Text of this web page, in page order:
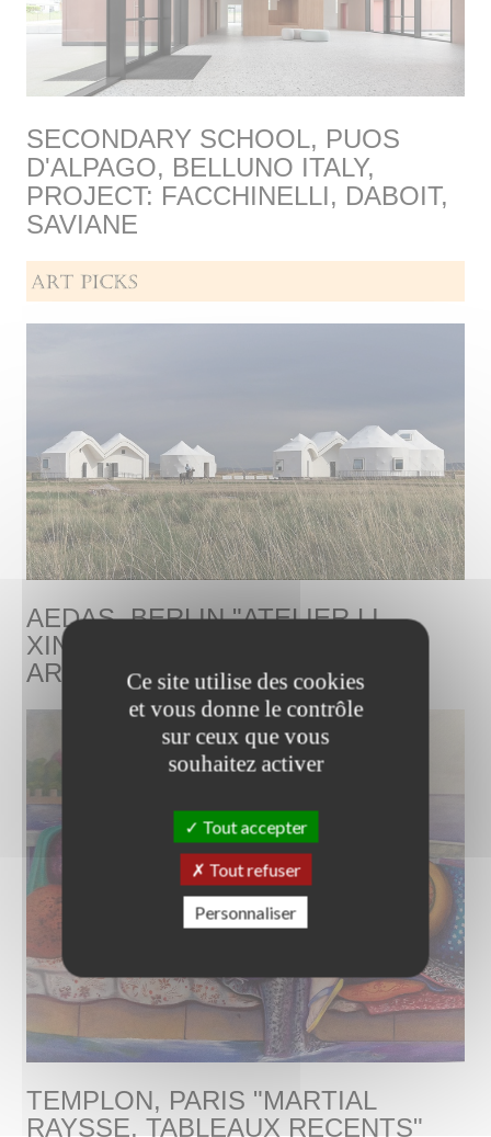
SECONDARY SCHOOL, PUOS
D'ALPAGO, BELLUNO ITALY,
PROJECT: FACCHINELLI, DABOIT,
SAVIANE
AEDAS, BERLIN "ATELIER LI
XINGGANG, BEIJING, VITAL
ARCHITECTURE"
TEMPLON, PARIS "MARTIAL
RAYSSE, TABLEAUX RECENTS"
Ce site utilise des cookies
et vous donne le contrôle
sur ceux que vous
souhaitez activer
Tout accepter
Tout refuser
Personnaliser